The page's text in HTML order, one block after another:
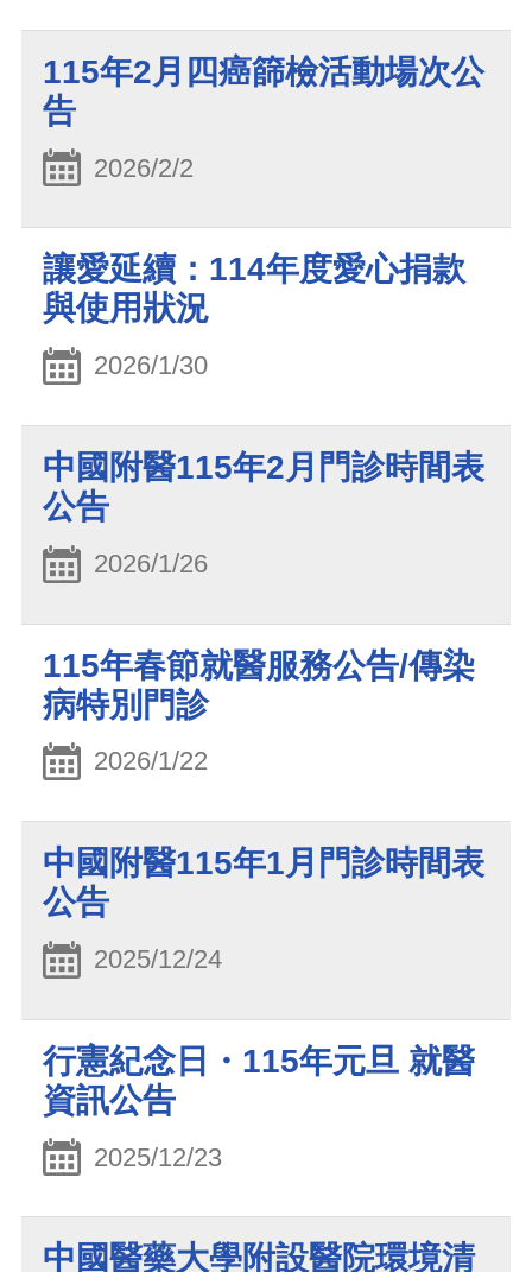
115年2月四癌篩檢活動場次公
告
2026/2/2
讓愛延續：114年度愛心捐款
與使用狀況
2026/1/30
中國附醫115年2月門診時間表
公告
2026/1/26
115年春節就醫服務公告/傳染
病特別門診
2026/1/22
中國附醫115年1月門診時間表
公告
2025/12/24
行憲紀念日・115年元旦 就醫
資訊公告
2025/12/23
中國醫藥大學附設醫院環境清